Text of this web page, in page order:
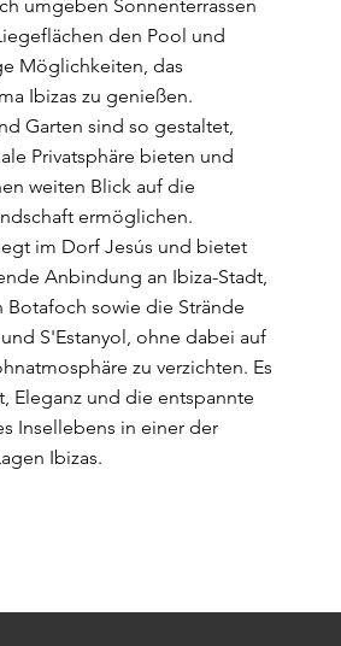
umgeben Sonnenterrassen
den Pool und
Möglichkeiten, das
Ibizas zu genießen.
Garten sind so gestaltet,
Privatsphäre bieten und
weiten Blick auf die
ermöglichen.
im Dorf Jesús und bietet
Anbindung an Ibiza-Stadt,
Botafoch sowie die Strände
S'Estanyol, ohne dabei auf
zu verzichten. Es
Eleganz und die entspannte
Insellebens in einer der
Ibizas.